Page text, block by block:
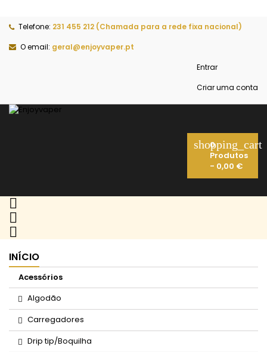
Telefone: 231 455 212 (Chamada para a rede fixa nacional)
O email: geral@enjoyvaper.pt
Entrar
Criar uma conta
shopping_cart
0
Produtos
- 0,00 €



INÍCIO
Acessórios
Algodão
Carregadores
Drip tip/Boquilha